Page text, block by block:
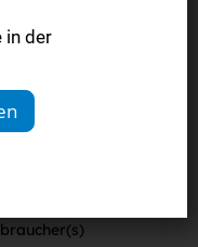
am (*)
in der